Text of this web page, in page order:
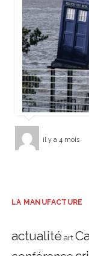
il y a 4 mois
LA MANUFACTURE
actualité art